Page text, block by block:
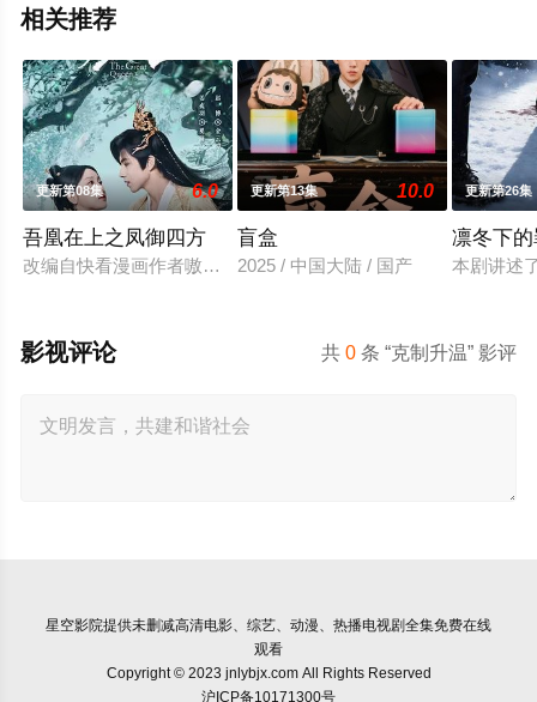
相关推荐
更新第08集 6.0
吾凰在上之凤御四方
改编自快看漫画作者嗷小泽的独家连载漫画《吾凰在上》。
更新第13集 10.0
盲盒
2025 / 中国大陆 / 国产
更新第26集
凛冬下
本剧讲述
共0 条 “克制升温” 影评
影视评论
星空影院提供未删减高清电影、综艺、动漫、热播电视剧全集免费在线
观看
Copyright © 2023 jnlybjx.com All Rights Reserved
沪ICP备10171300号